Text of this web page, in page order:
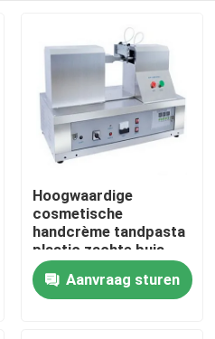
Hoogwaardige
cosmetische
handcrème tandpasta
plastic zachte buis
ultrasone afdichting
snijmachine
Aanvraag sturen